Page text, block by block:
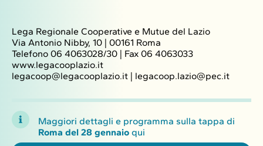
Lega Regionale Cooperative e Mutue del Lazio
Via Antonio Nibby, 10 | 00161 Roma
Telefono 06 4063028/30 | Fax 06 4063033
www.legacooplazio.it
legacoop@legacooplazio.it | legacoop.lazio@pec.it
Maggiori dettagli e programma sulla tappa di
Roma del 28 gennaio qui